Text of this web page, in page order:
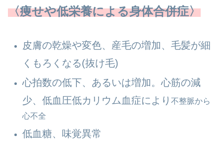
〈痩せや低栄養による身体合併症〉
皮膚の乾燥や変色、産毛の増加、毛髪が細
くもろくなる(抜け毛)
心拍数の低下、あるいは増加。心筋の減
少、低血圧低カリウム血症により不整脈から
心不全
低血糖、味覚異常